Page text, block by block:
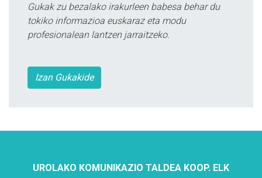
Gukak zu bezalako irakurleen babesa behar du
tokiko informazioa euskaraz eta modu
profesionalean lantzen jarraitzeko.
Izan Gukakide
UROLAKO KOMUNIKAZIO TALDEA KOOP. ELK